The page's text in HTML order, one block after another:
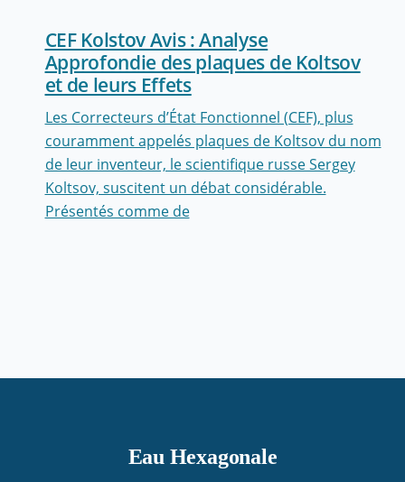
CEF Kolstov Avis : Analyse
Approfondie des plaques de Koltsov
et de leurs Effets
Les Correcteurs d’État Fonctionnel (CEF), plus
couramment appelés plaques de Koltsov du nom
de leur inventeur, le scientifique russe Sergey
Koltsov, suscitent un débat considérable.
Présentés comme de
Eau Hexagonale